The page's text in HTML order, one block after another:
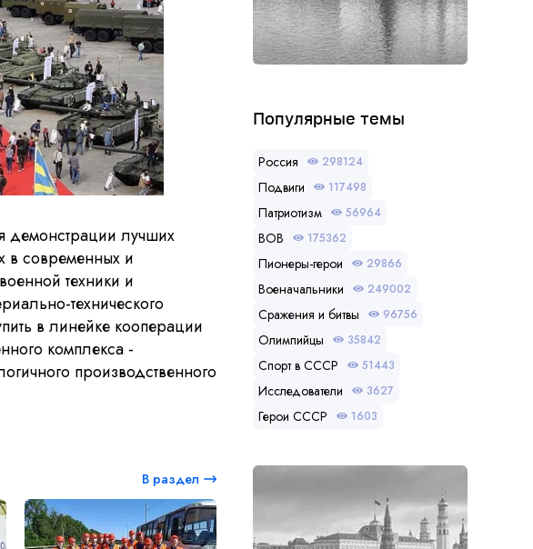
демонстрации лучших
в современных и
техники и
технического
в линейке кооперации
комплекса -
производственного
В раздел
Популярные темы
Россия 298124
Подвиги 117498
Патриотизм 56964
ВОВ 175362
Пионеры-герои 29866
Военачальники 249002
Сражения и битвы 96756
Олимпийцы 35842
Спорт в СССР 51443
Исследователи 3627
Герои СССР 1603